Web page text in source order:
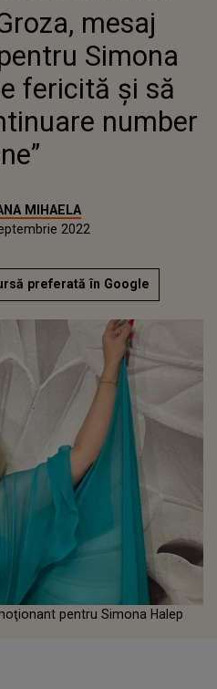
PENTRU SIMONA
”SĂ FIE FERICITĂ ȘI SĂ
ÎN CONTINUARE
ONE”
mesaj
Simona
fericită și să
number
MIHAELA
2022
preferată în Google
pentru Simona Halep